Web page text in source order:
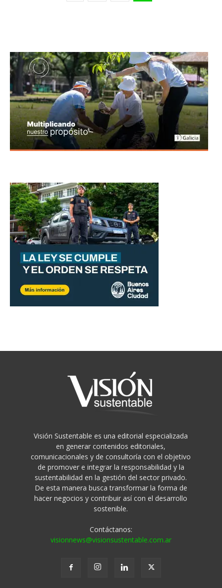
Visión Sustentable es una editorial especializada
en generar contenidos editoriales,
comunicacionales y de consultoría con el objetivo
de promover e integrar la responsabilidad y la
sustentabilidad en la gestión del sector privado.
De esta manera busca transformar la forma de
hacer negocios y contribuir así con el desarrollo
sostenible.
Contáctanos:
visionnews@visionsustentable.com.ar